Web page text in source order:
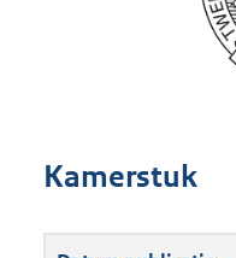
Kamerstuk